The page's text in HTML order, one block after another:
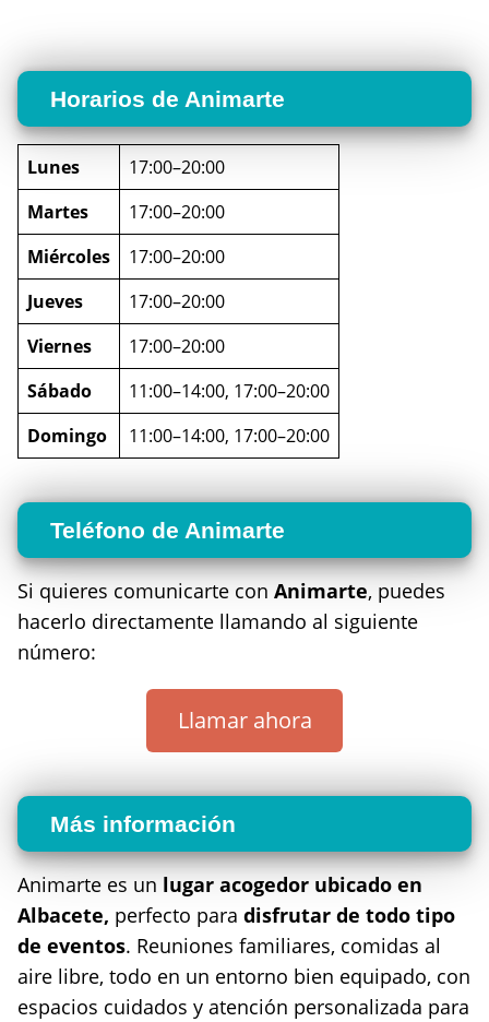
Horarios de Animarte
Lunes
17:00–20:00
Martes
17:00–20:00
Miércoles
17:00–20:00
Jueves
17:00–20:00
Viernes
17:00–20:00
Sábado
11:00–14:00, 17:00–20:00
Domingo
11:00–14:00, 17:00–20:00
Teléfono de Animarte
Si quieres comunicarte con Animarte, puedes
hacerlo directamente llamando al siguiente
número:
Llamar ahora
Más información
Animarte es un lugar acogedor ubicado en
Albacete, perfecto para disfrutar de todo tipo
de eventos. Reuniones familiares, comidas al
aire libre, todo en un entorno bien equipado, con
espacios cuidados y atención personalizada para